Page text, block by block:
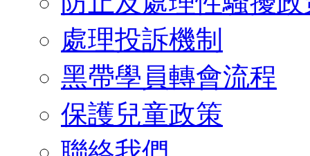
處理投訴機制
黑帶學員轉會流程
保護兒童政策